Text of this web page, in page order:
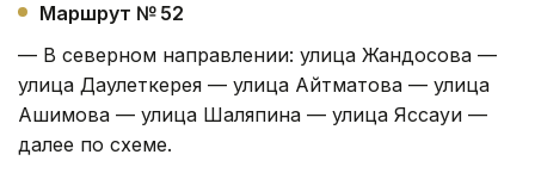
Маршрут № 52
— В северном направлении: улица Жандосова —
улица Даулеткерея — улица Айтматова — улица
Ашимова — улица Шаляпина — улица Яссауи —
далее по схеме.